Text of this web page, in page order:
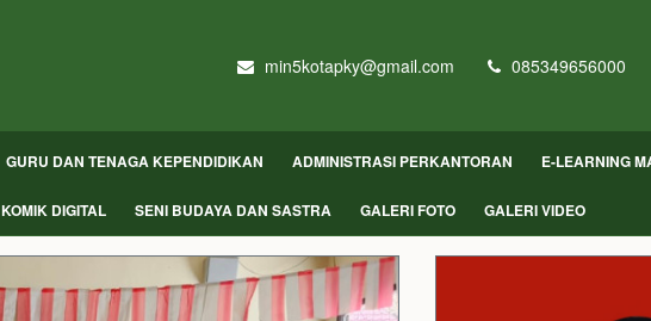
min5kotapky@gmail.com 085349656000
GURU DAN TENAGA KEPENDIDIKAN ADMINISTRASI PERKANTORAN E-LEARNING
KOMIK DIGITAL SENI BUDAYA DAN SASTRA GALERI FOTO GALERI VIDEO